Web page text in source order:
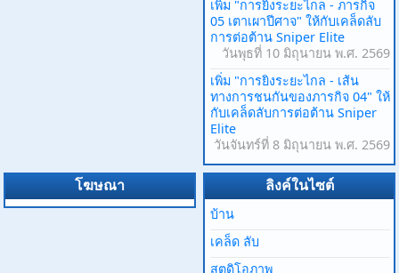
เพิ่ม "การยิงระยะไกล - ภารกิจ
05 เตาเผาปีศาจ" ให้กับเคล็ดลับ
การต่อต้าน Sniper Elite
วันพุธที่ 10 มิถุนายน พ.ศ. 2569
เพิ่ม "การยิงระยะไกล - เส้น
ทางการชนกันของภารกิจ 04" ให้
กับเคล็ดลับการต่อต้าน Sniper
Elite
วันจันทร์ที่ 8 มิถุนายน พ.ศ. 2569
โฆษณา ลิงค์ในไซต์
บ้าน
เคล็ด ลับ
สตูดิโอภาพ